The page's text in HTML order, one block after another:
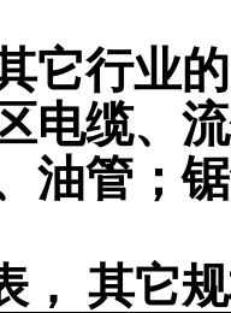
它行业
电缆、
油管；
， 其它